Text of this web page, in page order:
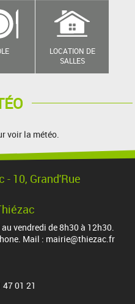
LOCATION DE
SALLES
voir la météo.
- 10, Grand'Rue
vendredi de 8h30 à 12h30.
Mail : mairie@thiezac.fr
47 01 21